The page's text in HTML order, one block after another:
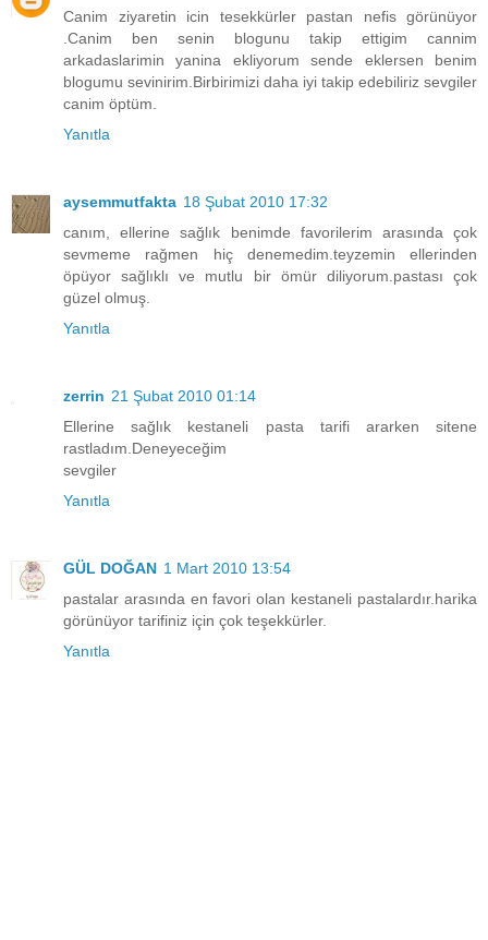
Canim ziyaretin icin tesekkürler pastan nefis görünüyor
.Canim ben senin blogunu takip ettigim cannim
arkadaslarimin yanina ekliyorum sende eklersen benim
blogumu sevinirim.Birbirimizi daha iyi takip edebiliriz sevgiler
canim öptüm.
Yanıtla
aysemmutfakta 18 Şubat 2010 17:32
canım, ellerine sağlık benimde favorilerim arasında çok
sevmeme rağmen hiç denemedim.teyzemin ellerinden
öpüyor sağlıklı ve mutlu bir ömür diliyorum.pastası çok
güzel olmuş.
Yanıtla
zerrin 21 Şubat 2010 01:14
Ellerine sağlık kestaneli pasta tarifi ararken sitene
rastladım.Deneyeceğim
sevgiler
Yanıtla
GÜL DOĞAN 1 Mart 2010 13:54
pastalar arasında en favori olan kestaneli pastalardır.harika
görünüyor tarifiniz için çok teşekkürler.
Yanıtla